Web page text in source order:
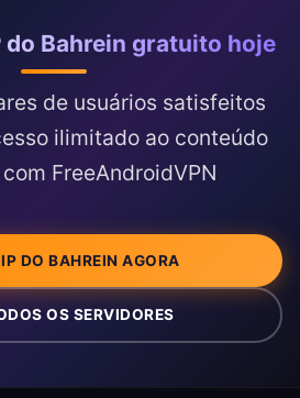
do Bahrein gratuito hoje
de usuários satisfeitos
ilimitado ao conteúdo
FreeAndroidVPN
DO BAHREIN AGORA
OS SERVIDORES